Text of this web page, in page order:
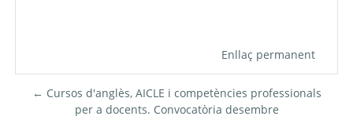
Enllaç permanent
← Cursos d'anglès, AICLE i competències professionals
per a docents. Convocatòria desembre